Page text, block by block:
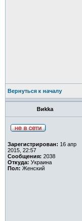
Вернуться к началу
Виkka
Зарегистрирован: 16 апр
2015, 22:57
Сообщения: 2038
Откуда: Украина
Пол: Женский